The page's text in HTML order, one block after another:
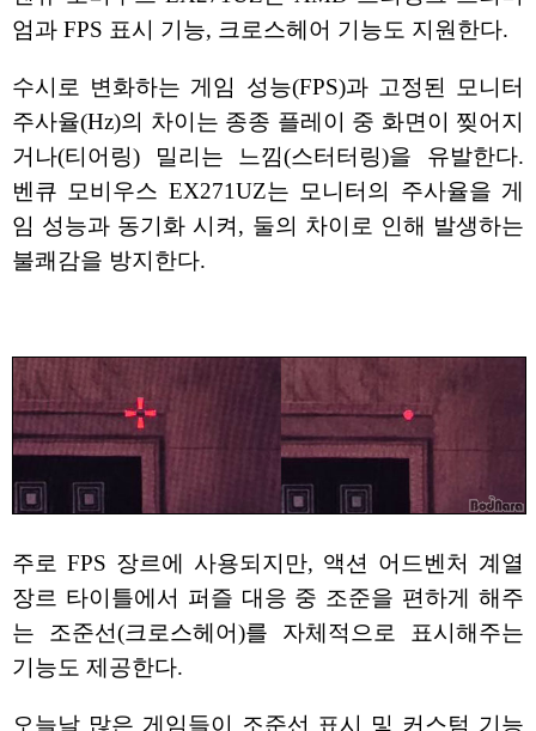
엄과 FPS 표시 기능, 크로스헤어 기능도 지원한다.
수시로 변화하는 게임 성능(FPS)과 고정된 모니터
주사율(Hz)의 차이는 종종 플레이 중 화면이 찢어지
거나(티어링) 밀리는 느낌(스터터링)을 유발한다.
벤큐 모비우스 EX271UZ는 모니터의 주사율을 게
임 성능과 동기화 시켜, 둘의 차이로 인해 발생하는
불쾌감을 방지한다.
주로 FPS 장르에 사용되지만, 액션 어드벤처 계열
장르 타이틀에서 퍼즐 대응 중 조준을 편하게 해주
는 조준선(크로스헤어)를 자체적으로 표시해주는
기능도 제공한다.
오늘날 많은 게임들이 조준선 표시 및 커스텀 기능